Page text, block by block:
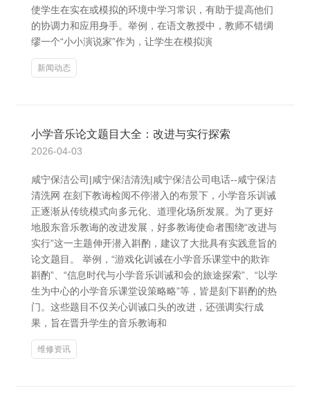
使学生在实在或模拟的环境中学习常识，有助于提高他们
的协调力和应用身手。举例，在语文教授中，教师不错绸
缪一个“小小演说家”作为，让学生在模拟演
新闻动态
小学音乐论文题目大全：改进与实行探索
2026-04-03
咸宁保洁公司|咸宁保洁清洗|咸宁保洁公司电话--咸宁保洁
清洗网 在刻下教诲检阅不停潜入的布景下，小学音乐训诫
正逐渐从传统模式向多元化、道理化场所发展。为了更好
地股东音乐教诲的改进发展，好多教诲使命者围绕“改进与
实行”这一主题伸开潜入斟酌，建议了大批具有实践意旨的
论文题目。 举例，“游戏化训诫在小学音乐课堂中的欺诈
斟酌”、“信息时代与小学音乐训诫和会的旅途探索”、“以学
生为中心的小学音乐课堂设策略略”等，皆是刻下斟酌的热
门。这些题目不仅关心训诫口头的改进，还强调实行成
果，旨在晋升学生的音乐教诲和
维修资讯